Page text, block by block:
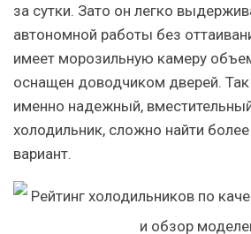
за сутки. Зато он легко
автономной работы без
имеет морозильную камеру
оснащен доводчиком дверей. Так
именно надежный,
холодильник, сложно найти
вариант.